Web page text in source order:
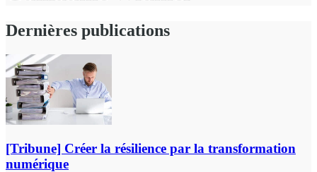
Dernières publications
[Tribune] Créer la résilience par la transformation
numérique